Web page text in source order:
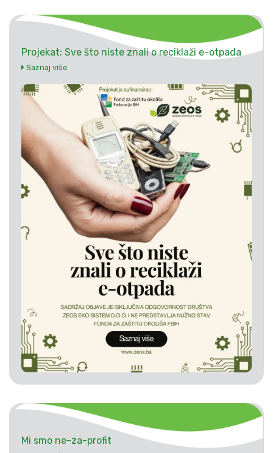
Projekat: Sve što niste znali o reciklaži e-otpada
Saznaj više
Mi smo ne-za-profit